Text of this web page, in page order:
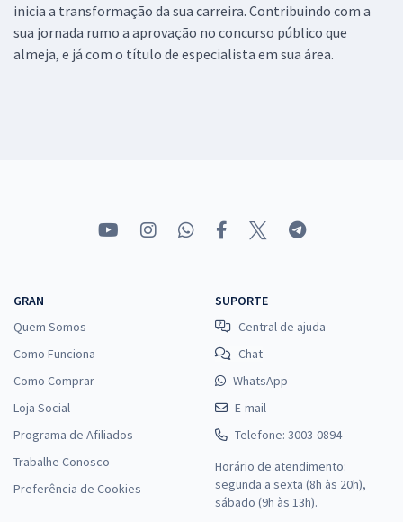
inicia a transformação da sua carreira. Contribuindo com a
sua jornada rumo a aprovação no concurso público que
almeja, e já com o título de especialista em sua área.
GRAN
Quem Somos
Como Funciona
Como Comprar
Loja Social
Programa de Afiliados
Trabalhe Conosco
Preferência de Cookies
SUPORTE
Central de ajuda
Chat
WhatsApp
E-mail
Telefone: 3003-0894
Horário de atendimento:
segunda a sexta (8h às 20h),
sábado (9h às 13h).